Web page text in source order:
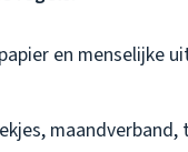
en menselijke
maandverband,